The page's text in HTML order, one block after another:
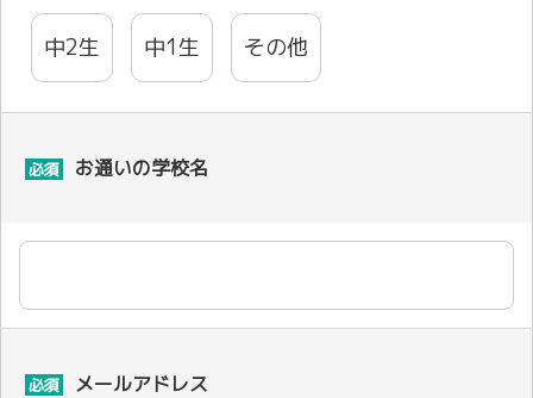
中2生 中1生 その他
必須 お通いの学校名
必須 メールアドレス